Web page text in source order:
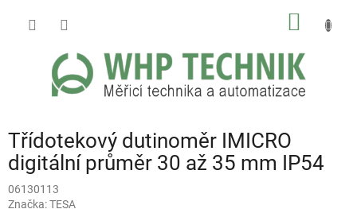
Třídotekový dutinoměr IMICRO
digitální průměr 30 až 35 mm IP54
06130113
Značka:TESA